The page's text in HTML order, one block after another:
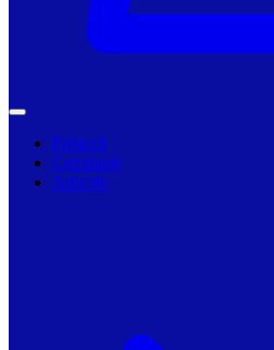
Primarii
Companii
Articole